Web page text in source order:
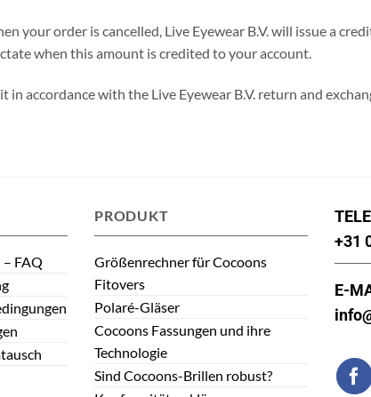
your order is cancelled, Live Eyewear B.V. will issue a
when this amount is credited to your account.
accordance with the Live Eyewear B.V. return and
FAQ
PRODUKT
Größenrechner für Cocoons
Fitovers
Polaré-Gläser
Cocoons Fassungen und ihre
Technologie
Sind Cocoons-Brillen robust?
+31
E-